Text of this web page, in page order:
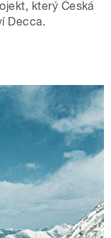
který Česká
Decca.